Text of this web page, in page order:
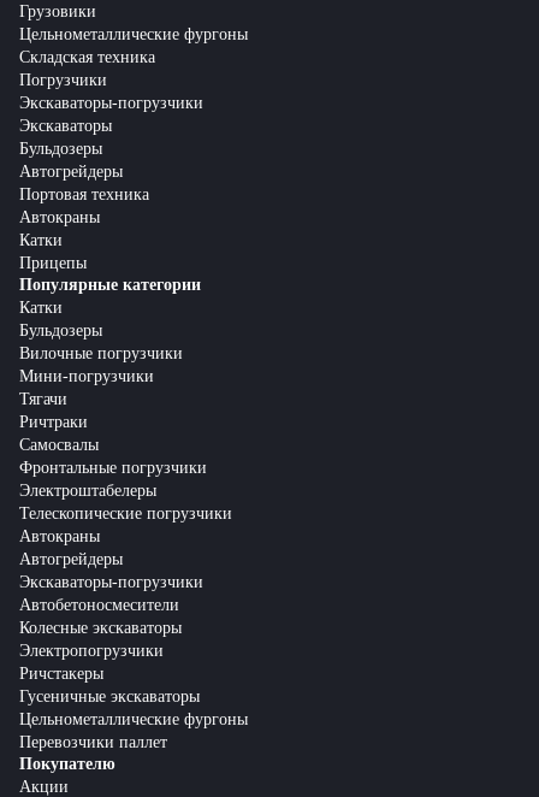
Грузовики
Цельнометаллические фургоны
Складская техника
Погрузчики
Экскаваторы-погрузчики
Экскаваторы
Бульдозеры
Автогрейдеры
Портовая техника
Автокраны
Катки
Прицепы
Популярные категории
Катки
Бульдозеры
Вилочные погрузчики
Мини-погрузчики
Тягачи
Ричтраки
Самосвалы
Фронтальные погрузчики
Электроштабелеры
Телескопические погрузчики
Автокраны
Автогрейдеры
Экскаваторы-погрузчики
Автобетоносмесители
Колесные экскаваторы
Электропогрузчики
Ричстакеры
Гусеничные экскаваторы
Цельнометаллические фургоны
Перевозчики паллет
Покупателю
Акции